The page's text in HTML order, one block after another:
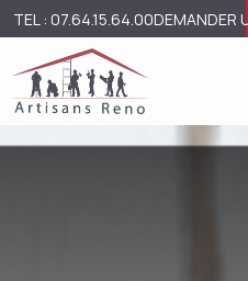
TEL : 07.64.15.64.00DEMANDER